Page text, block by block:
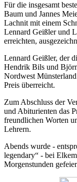
Für die insgesamt
Baum und Jannes
Lachnit mit einem
Lennard Geißler und
erreichten,
Lennard Geißler, der
Hendrik Bils und
Nordwest
Preis überreicht.
Zum Abschluss der
und Abiturienten das
freundlichen Worten
Lehrern.
Abends wurde -
legendary“ - bei
Morgenstunden